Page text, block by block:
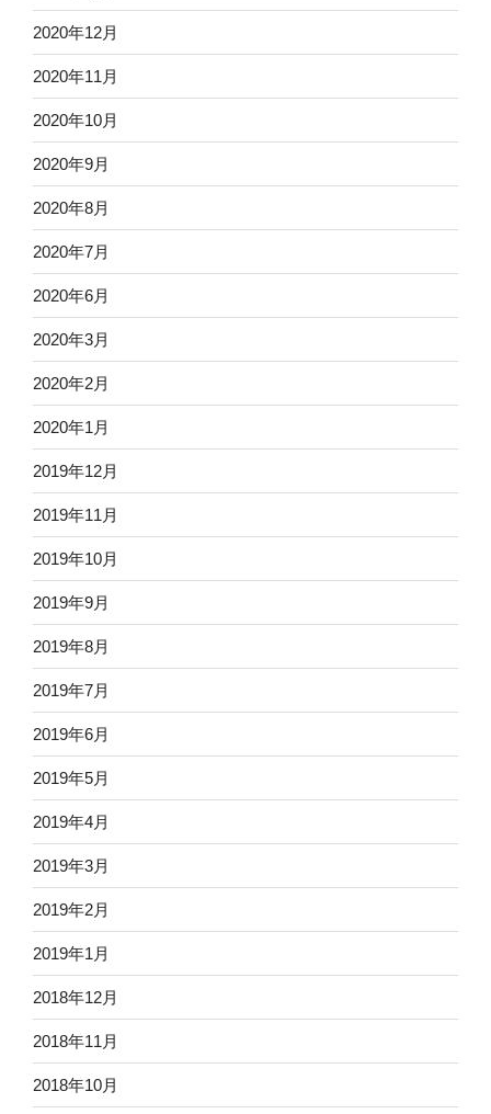
2020年12月
2020年11月
2020年10月
2020年9月
2020年8月
2020年7月
2020年6月
2020年3月
2020年2月
2020年1月
2019年12月
2019年11月
2019年10月
2019年9月
2019年8月
2019年7月
2019年6月
2019年5月
2019年4月
2019年3月
2019年2月
2019年1月
2018年12月
2018年11月
2018年10月